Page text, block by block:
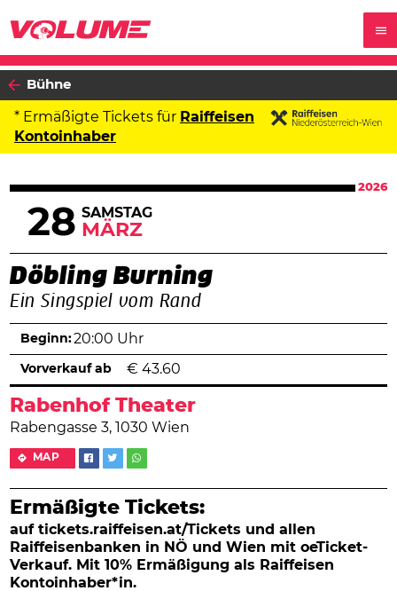
Bühne
* Ermäßigte Tickets für Raiffeisen
Kontoinhaber
2026
28 SAMSTAG
MÄRZ
Döbling Burning
Ein Singspiel vom Rand
Rabenhof Theater
Rabengasse 3, 1030 Wien
MAP
Ermäßigte Tickets:
auf tickets.raiffeisen.at/Tickets und allen
Raiffeisenbanken in NÖ und Wien mit oeTicket-
Verkauf. Mit 10% Ermäßigung als Raiffeisen
Kontoinhaber*in.
Beginn:20:00 Uhr
Vorverkauf ab € 43.60